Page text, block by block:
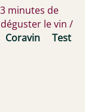
3 minutes de
le vin /
Coravin
Test